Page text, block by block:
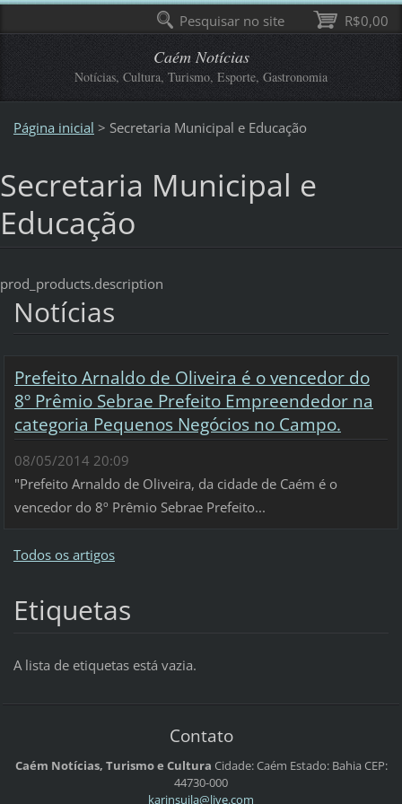
Caém Notícias
Notícias, Cultura, Turismo, Esporte, Gastronomia
Página inicial > Secretaria Municipal e Educação
Secretaria Municipal e
Educação
prod_products.description
Notícias
Prefeito Arnaldo de Oliveira é o vencedor do
8º Prêmio Sebrae Prefeito Empreendedor na
categoria Pequenos Negócios no Campo.
08/05/2014 20:09
"Prefeito Arnaldo de Oliveira, da cidade de Caém é o
vencedor do 8º Prêmio Sebrae Prefeito...
Todos os artigos
Etiquetas
A lista de etiquetas está vazia.
Contato
Caém Notícias, Turismo e Cultura Cidade: Caém Estado: Bahia CEP:
44730-000
karinsuila@live.com
R$0,00
Pesquisar no site